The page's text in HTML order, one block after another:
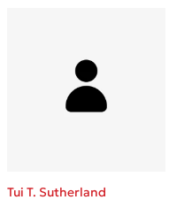
Tui T. Sutherland